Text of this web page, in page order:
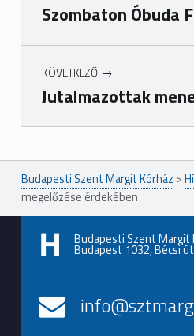
Szombaton Óbuda
KÖVETKEZŐ
Jutalmazottak
Ugrás a főmenühöz
Budapesti Szent Margit Kórház >
megelőzése érdekében
Budapesti Szent Margit
Budapest 1032, Bécsi